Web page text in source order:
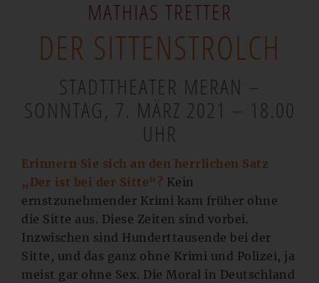
MATHIAS TRETTER
DER SITTENSTROLCH
STADTTHEATER MERAN –
SONNTAG, 7. MÄRZ 2021 – 18.00
UHR
Erinnern Sie sich an den herrlichen Satz
„Der ist bei der Sitte“? Kein
ernstzunehmender Krimi kam früher ohne
die Sitte aus. Diese Zeiten sind vorbei.
Inzwischen sind Hunderttausende bei der
Sitte, und das ganz ohne Krimi und Polizei, ja
meist gar ohne Sex. Die Moral in Deutschland